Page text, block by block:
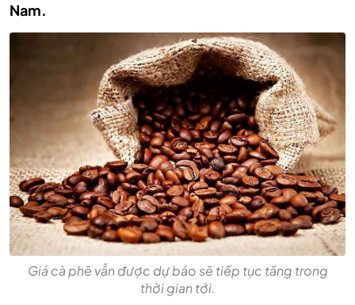
Nam.
Giá cà phê vẫn được dự báo sẽ tiếp tục tăng trong
thời gian tới.